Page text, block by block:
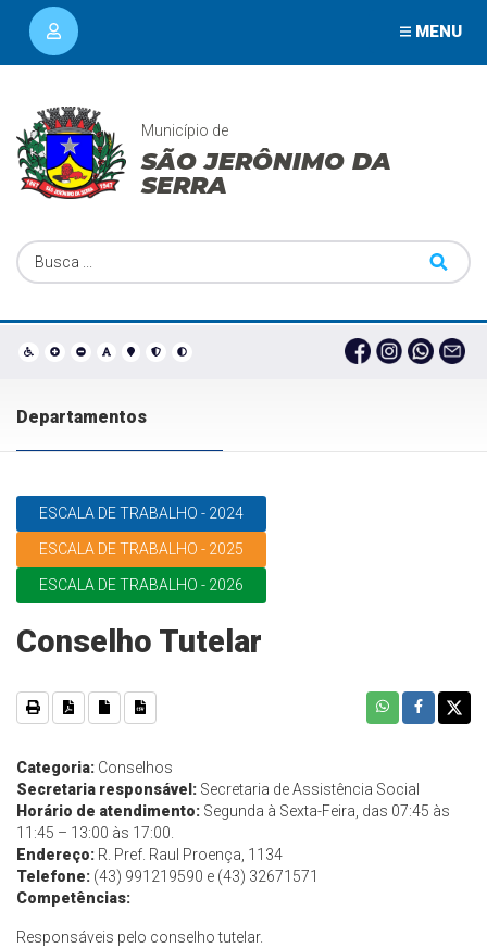
MENU
Município de
SÃO JERÔNIMO DA
SERRA
Departamentos
ESCALA DE TRABALHO - 2024
ESCALA DE TRABALHO - 2025
ESCALA DE TRABALHO - 2026
Conselho Tutelar
Categoria: Conselhos
Secretaria responsável: Secretaria de Assistência Social
Horário de atendimento: Segunda à Sexta-Feira, das 07:45 às
11:45 – 13:00 às 17:00.
Endereço: R. Pref. Raul Proença, 1134
Telefone: (43) 991219590 e (43) 32671571
Competências:
Responsáveis pelo conselho tutelar.